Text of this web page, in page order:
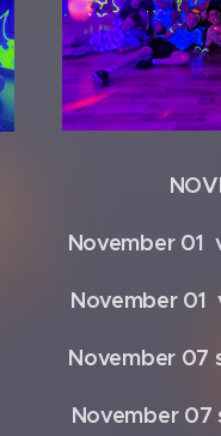
November 01
November 01
November 07
November 07